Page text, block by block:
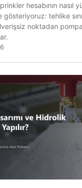
hesabının nasıl
gösteriyoruz: tehlike
noktadan pompa